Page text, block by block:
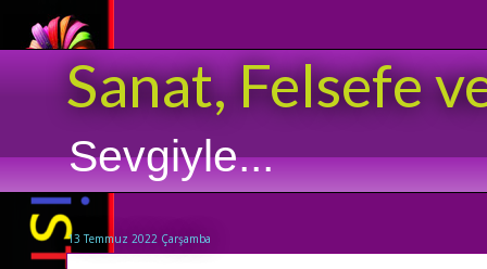
Sanat, Felsefe
Sevgiyle...
13 Temmuz 2022 Çarşamba